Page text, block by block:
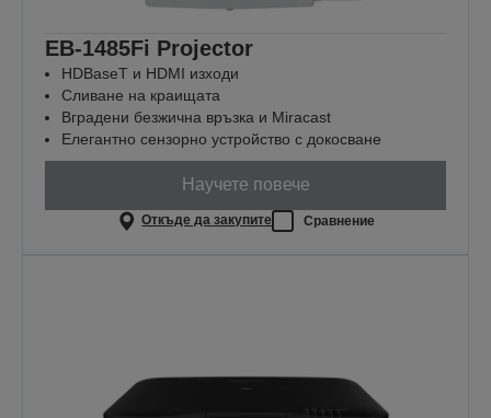
EB-1485Fi Projector
HDBaseT и HDMI изходи
Сливане на краищата
Вградени безжична връзка и Miracast
Елегантно сензорно устройство с докосване
Научете повече
Откъде да закупите Сравнение